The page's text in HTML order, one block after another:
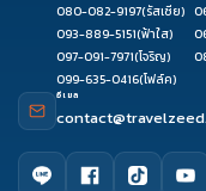
080-082-9197(รัสเซีย)
093-889-5151(ฟ้าใส)
097-091-7971(โจริญ)
099-635-0416(โฟล์ค)
อีเมล